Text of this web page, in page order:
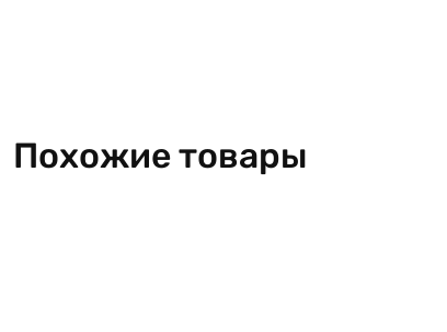
Похожие товары